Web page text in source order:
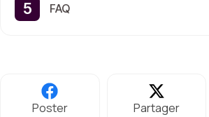
FAQ
Poster Partager